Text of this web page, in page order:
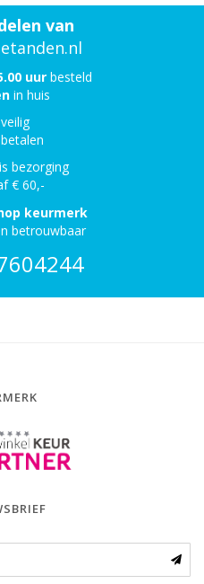
van
uur besteld
in huis
veilig
betalen
bezorging
€ 60,-
keurmerk
betrouwbaar